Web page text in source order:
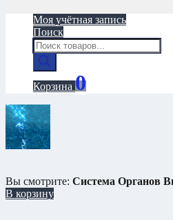
Моя учётная запись
Поиск
Поиск
товаров
Корзина 0
Вы смотрите: Система Органов
В корзину